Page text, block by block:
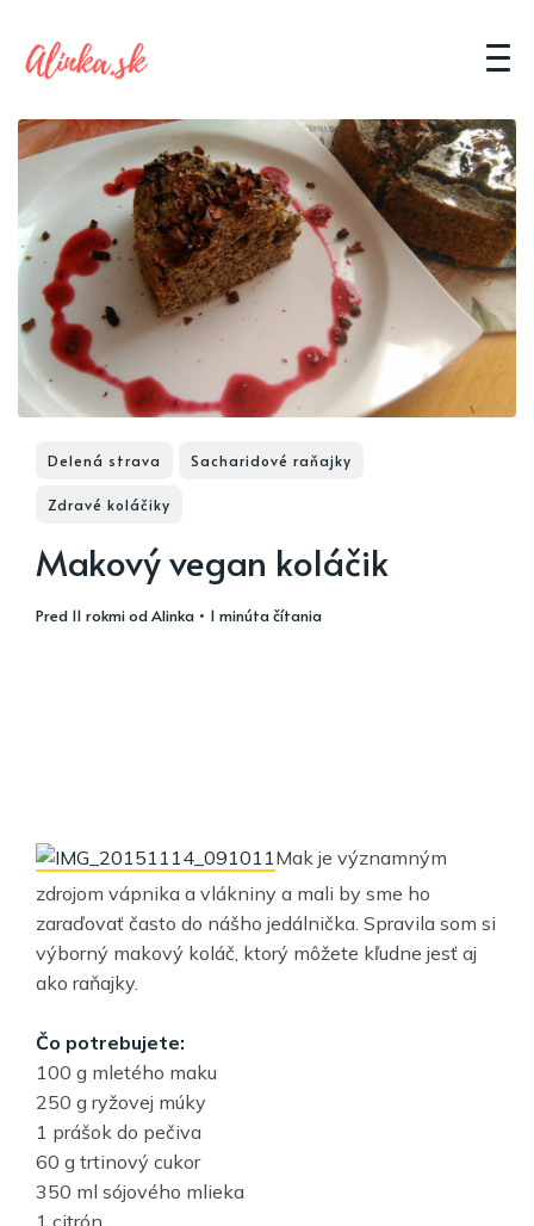
Delená strava Sacharidové raňajky
Zdravé koláčiky
Makový vegan koláčik
pred 11 rokmiodAlinka • 1 minúta čítania
Mak je významným
zdrojom vápnika a vlákniny a mali by sme ho
zaraďovať často do nášho jedálnička. Spravila som si
výborný makový koláč, ktorý môžete kľudne jesť aj
ako raňajky.
Čo potrebujete:
100 g mletého maku
250 g ryžovej múky
1 prášok do pečiva
60 g trtinový cukor
350 ml sójového mlieka